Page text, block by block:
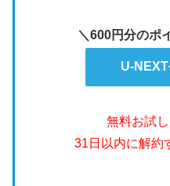
＼600円分のポ
U-
無料お試
31日以内に解約